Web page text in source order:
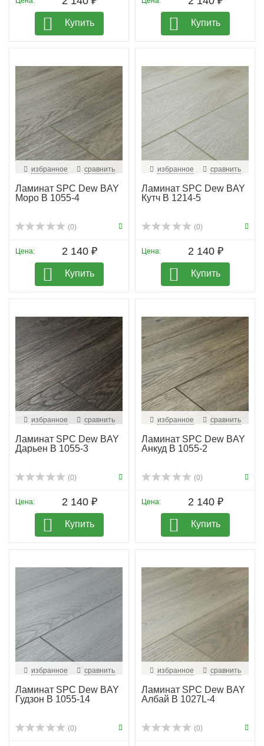
Купить Купить
избранное сравнить
Ламинат SPC Dew BAY
Моро B 1055-4
(0)
Цена: 2 140 ₽
Купить
избранное сравнить
Ламинат SPC Dew BAY
Кутч B 1214-5
(0)
Цена: 2 140 ₽
Купить
избранное сравнить
Ламинат SPC Dew BAY
Дарьен B 1055-3
(0)
Цена: 2 140 ₽
Купить
избранное сравнить
Ламинат SPC Dew BAY
Анкуд B 1055-2
(0)
Цена: 2 140 ₽
Купить
избранное сравнить
Ламинат SPC Dew BAY
Гудзон B 1055-14
(0)
избранное сравнить
Ламинат SPC Dew BAY
Албай B 1027L-4
(0)